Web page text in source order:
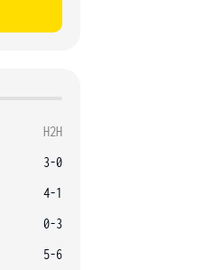
H2H
3-0
4-1
0-3
5-6